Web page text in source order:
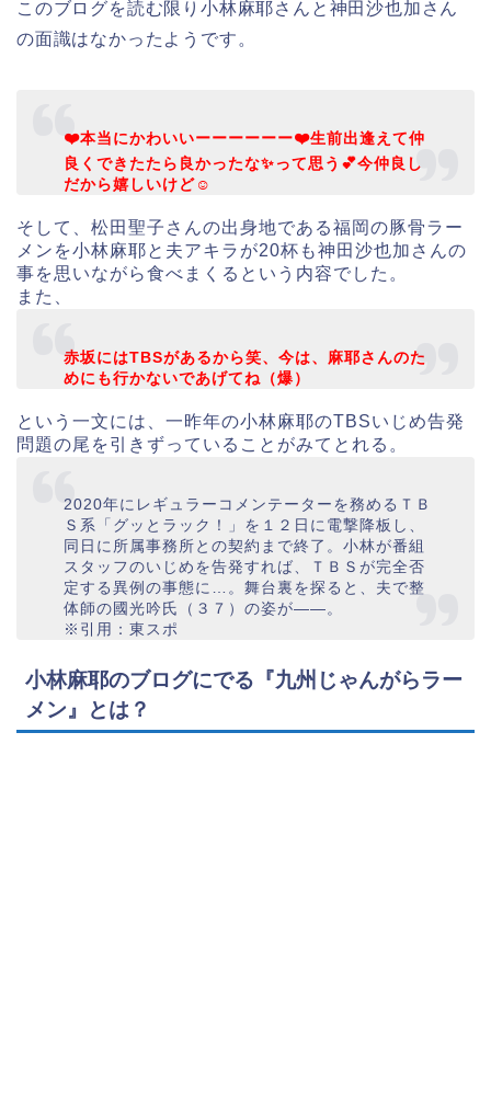
このブログを読む限り小林麻耶さんと神田沙也加さん
の面識はなかったようです。
❤️本当にかわいいーーーーーー❤️生前出逢えて仲
良くできたたら良かったな✨って思う💕今仲良し
だから嬉しいけど☺️
そして、松田聖子さんの出身地である福岡の豚骨ラー
メンを小林麻耶と夫アキラが20杯も神田沙也加さんの
事を思いながら食べまくるという内容でした。
また、
赤坂にはTBSがあるから笑、今は、麻耶さんのた
めにも行かないであげてね（爆）
という一文には、一昨年の小林麻耶のTBSいじめ告発
問題の尾を引きずっていることがみてとれる。
2020年にレギュラーコメンテーターを務めるＴＢ
Ｓ系「グッとラック！」を１２日に電撃降板し、
同日に所属事務所との契約まで終了。小林が番組
スタッフのいじめを告発すれば、ＴＢＳが完全否
定する異例の事態に…。舞台裏を探ると、夫で整
体師の國光吟氏（３７）の姿が――。
※引用：東スポ
小林麻耶のブログにでる『九州じゃんがらラー
メン』とは？